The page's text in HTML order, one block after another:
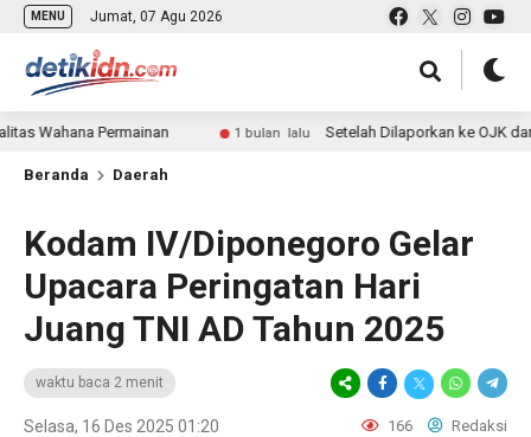
MENU Jumat, 07 Agu 2026
Permainan 1 bulan lalu Setelah Dilaporkan ke OJK dan
Beranda Daerah
Kodam IV/Diponegoro Gelar
Upacara Peringatan Hari
Juang TNI AD Tahun 2025
waktu baca 2 menit
Selasa, 16 Des 2025 01:20 166 Redaksi